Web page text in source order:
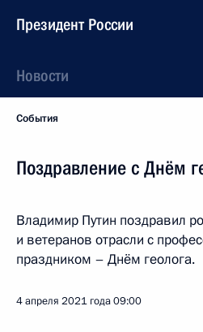
Президент России
Новости
События
Поздравление с Днём
Владимир Путин поздравил
и ветеранов отрасли с
праздником – Днём геолога.
4 апреля 2021 года09:00